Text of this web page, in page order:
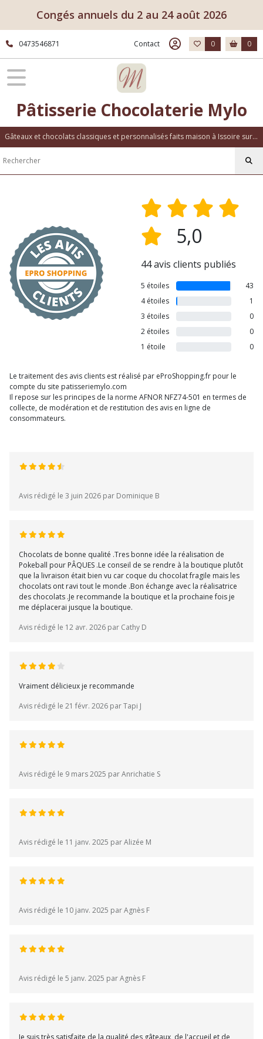
Congés annuels du 2 au 24 août 2026
0473546871 Contact 0 0
Pâtisserie Chocolaterie Mylo
Gâteaux et chocolats classiques et personnalisés faits maison à Issoire sur place ou à emporter
5,0
44 avis clients publiés
5 étoiles
43
4 étoiles
1
3 étoiles
0
2 étoiles
0
1 étoile
0
Le traitement des avis clients est réalisé par eProShopping.fr pour le
compte du site patisseriemylo.com
Il repose sur les principes de la norme AFNOR NFZ74-501 en termes de
collecte, de modération et de restitution des avis en ligne de
consommateurs.
Avis rédigé le 3 juin 2026 par Dominique B
Chocolats de bonne qualité .Tres bonne idée la réalisation de
Pokeball pour PÂQUES .Le conseil de se rendre à la boutique plutôt
que la livraison était bien vu car coque du chocolat fragile mais les
chocolats ont ravi tout le monde .Bon échange avec la réalisatrice
des chocolats .Je recommande la boutique et la prochaine fois je
me déplacerai jusque la boutique.
Avis rédigé le 12 avr. 2026 par Cathy D
Vraiment délicieux je recommande
Avis rédigé le 21 févr. 2026 par Tapi J
Avis rédigé le 9 mars 2025 par Anrichatie S
Avis rédigé le 11 janv. 2025 par Alizée M
Avis rédigé le 10 janv. 2025 par Agnès F
Avis rédigé le 5 janv. 2025 par Agnès F
Je suis très satisfaite de la qualité des gâteaux, de l'accueil et de